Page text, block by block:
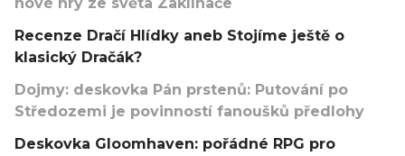
Recenze Dračí Hlídky aneb Stojíme ještě o
klasický Dračák?
Dojmy: deskovka Pán prstenů: Putování po
Středozemi je povinností fanoušků předlohy
Deskovka Gloomhaven: pořádné RPG pro